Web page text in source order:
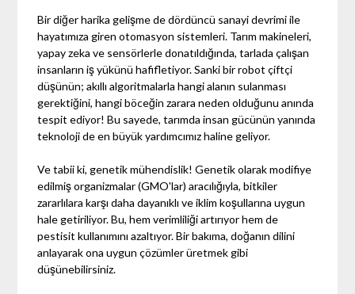
Bir diğer harika gelişme de dördüncü sanayi devrimi ile
hayatımıza giren otomasyon sistemleri. Tarım makineleri,
yapay zeka ve sensörlerle donatıldığında, tarlada çalışan
insanların iş yükünü hafifletiyor. Sanki bir robot çiftçi
düşünün; akıllı algoritmalarla hangi alanın sulanması
gerektiğini, hangi böceğin zarara neden olduğunu anında
tespit ediyor! Bu sayede, tarımda insan gücünün yanında
teknoloji de en büyük yardımcımız haline geliyor.
Ve tabii ki, genetik mühendislik! Genetik olarak modifiye
edilmiş organizmalar (GMO'lar) aracılığıyla, bitkiler
zararlılara karşı daha dayanıklı ve iklim koşullarına uygun
hale getiriliyor. Bu, hem verimliliği artırıyor hem de
pestisit kullanımını azaltıyor. Bir bakıma, doğanın dilini
anlayarak ona uygun çözümler üretmek gibi
düşünebilirsiniz.